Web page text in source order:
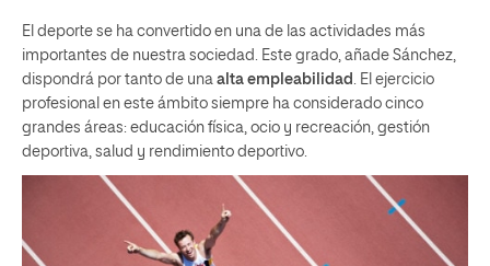
El deporte se ha convertido en una de las actividades más
importantes de nuestra sociedad. Este grado, añade Sánchez,
dispondrá por tanto de una alta empleabilidad . El ejercicio
profesional en este ámbito siempre ha considerado cinco
grandes áreas: educación física, ocio y recreación, gestión
deportiva, salud y rendimiento deportivo.